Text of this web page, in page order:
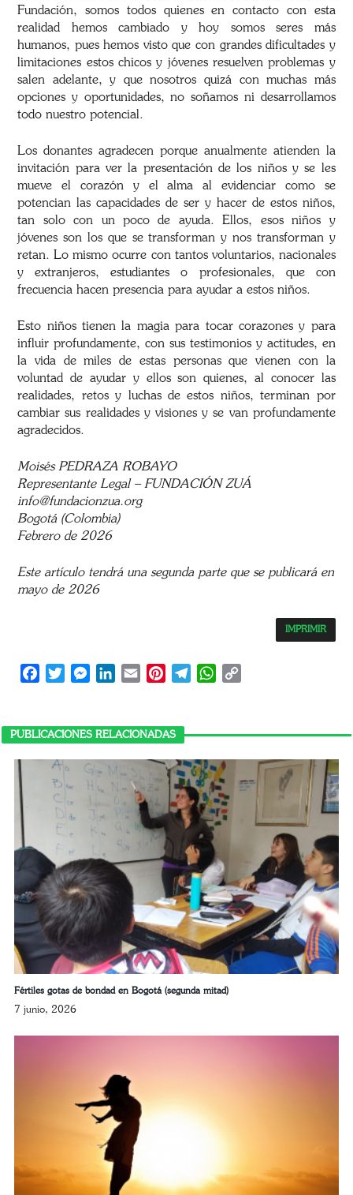
Fundación, somos todos quienes en contacto con esta
realidad hemos cambiado y hoy somos seres más
humanos, pues hemos visto que con grandes dificultades y
limitaciones estos chicos y jóvenes resuelven problemas y
salen adelante, y que nosotros quizá con muchas más
opciones y oportunidades, no soñamos ni desarrollamos
todo nuestro potencial.
Los donantes agradecen porque anualmente atienden la
invitación para ver la presentación de los niños y se les
mueve el corazón y el alma al evidenciar como se
potencian las capacidades de ser y hacer de estos niños,
tan solo con un poco de ayuda. Ellos, esos niños y
jóvenes son los que se transforman y nos transforman y
retan. Lo mismo ocurre con tantos voluntarios, nacionales
y extranjeros, estudiantes o profesionales, que con
frecuencia hacen presencia para ayudar a estos niños.
Esto niños tienen la magia para tocar corazones y para
influir profundamente, con sus testimonios y actitudes, en
la vida de miles de estas personas que vienen con la
voluntad de ayudar y ellos son quienes, al conocer las
realidades, retos y luchas de estos niños, terminan por
cambiar sus realidades y visiones y se van profundamente
agradecidos.
Moisés PEDRAZA ROBAYO
Representante Legal – FUNDACIÓN ZUÁ
info@fundacionzua.org
Bogotá (Colombia)
Febrero de 2026
Este artículo tendrá una segunda parte que se publicará en
mayo de 2026
IMPRIMIR
FacebookTwitterMessengerLinkedIn
Email PinterestTelegramWhatsApp
PUBLICACIONES RELACIONADAS
Fértiles gotas de bondad en Bogotá (segunda mitad)
7 junio, 2026